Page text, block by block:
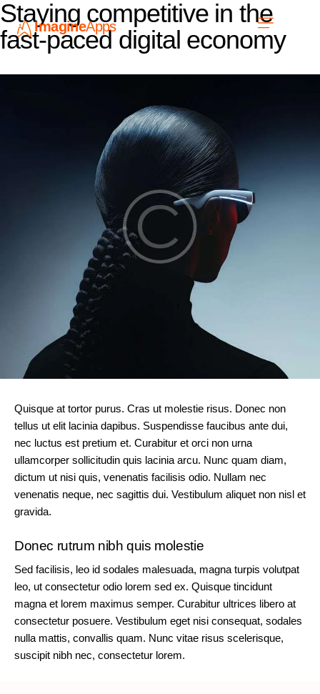
ImagineApps
Staying competitive in the
fast-paced digital economy
Quisque at tortor purus. Cras ut molestie risus. Donec non
tellus ut elit lacinia dapibus. Suspendisse faucibus ante dui,
nec luctus est pretium et. Curabitur et orci non urna
ullamcorper sollicitudin quis lacinia arcu. Nunc quam diam,
dictum ut nisi quis, venenatis facilisis odio. Nullam nec
venenatis neque, nec sagittis dui. Vestibulum aliquet non nisl et
gravida.
Donec rutrum nibh quis molestie
Sed facilisis, leo id sodales malesuada, magna turpis volutpat
leo, ut consectetur odio lorem sed ex. Quisque tincidunt
magna et lorem maximus semper. Curabitur ultrices libero at
consectetur posuere. Vestibulum eget nisi consequat, sodales
nulla mattis, convallis quam. Nunc vitae risus scelerisque,
suscipit nibh nec, consectetur lorem.